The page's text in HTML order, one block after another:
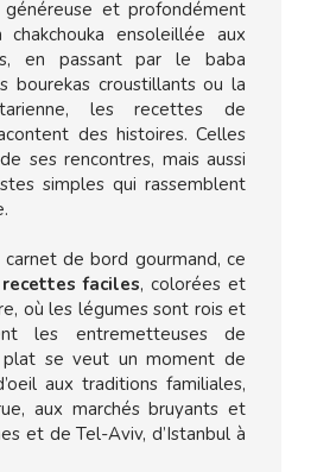
généreuse et profondément
ensoleillée aux
en passant par le baba
bourekas croustillants ou la
les recettes de
des histoires. Celles
ses rencontres, mais aussi
simples qui rassemblent
de bord gourmand, ce
faciles, colorées et
où les légumes sont rois et
les entremetteuses de
plat se veut un moment de
aux traditions familiales,
aux marchés bruyants et
et de Tel-Aviv, d’Istanbul à